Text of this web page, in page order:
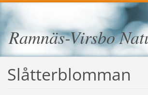
Ramnäs-Virsbo
Slåtterblomman